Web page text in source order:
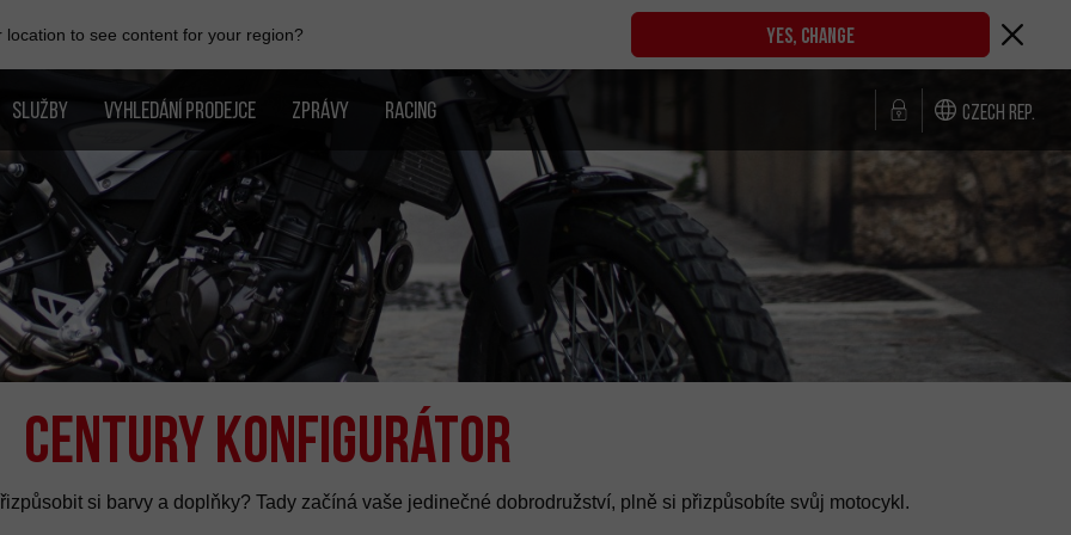
to see content for your region? YES, CHANGE
SLUŽBY VYHLEDÁNÍ PRODEJCE ZPRÁVY RACING Czech Rep.
Century Konfigurátor
si barvy a doplňky? Tady začíná vaše jedinečné dobrodružství, plně si přizpůsobíte svůj motocykl.